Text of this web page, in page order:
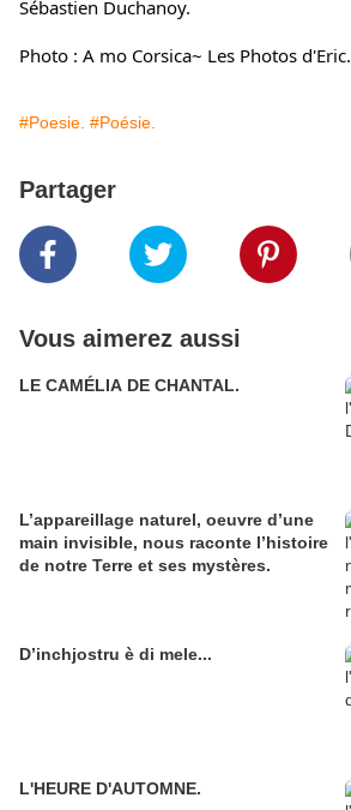
Sébastien Duchanoy.
Photo : A mo Corsica~ Les Photos d'Eric.
#Poesie. #Poésie.
Partager
Vous aimerez aussi
LE CAMÉLIA DE CHANTAL.
L’appareillage naturel, oeuvre d’une
main invisible, nous raconte l’histoire
de notre Terre et ses mystères.
D’inchjostru è di mele...
L'HEURE D'AUTOMNE.